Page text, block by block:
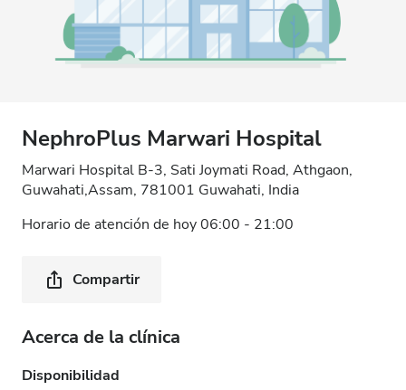
NephroPlus Marwari Hospital
Marwari Hospital B-3, Sati Joymati Road, Athgaon,
Guwahati,Assam, 781001 Guwahati, India
Horario de atención de hoy 06:00 - 21:00
Compartir
Acerca de la clínica
Disponibilidad